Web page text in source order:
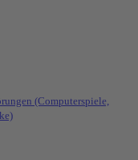
(Computerspiele,